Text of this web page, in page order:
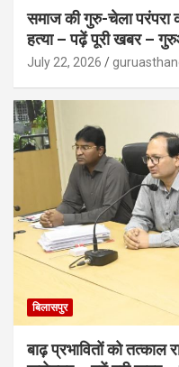
समाज की गुरु-चेला परंपरा
हत्या – पढ़ें पूरी खबर –
July 22, 2026
बिलासपुर
बाढ़ प्रभावितों को